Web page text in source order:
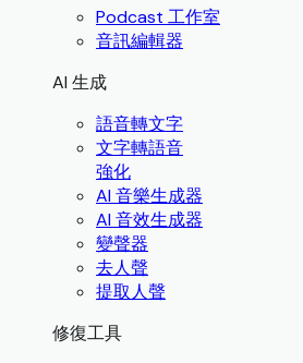
Podcast 工作室
音訊編輯器
AI 生成
語音轉文字
文字轉語音
強化
AI 音樂生成器
AI 音效生成器
變聲器
去人聲
提取人聲
修復工具